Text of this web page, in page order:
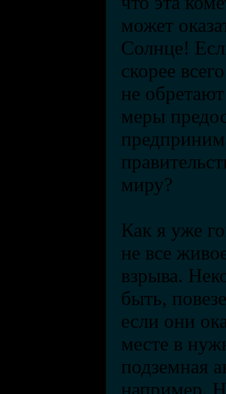
может
Солнце!
скорее
не
меры
миру?
Как я уже
не все
взрыва.
быть,
если они
месте в
подземная
например.